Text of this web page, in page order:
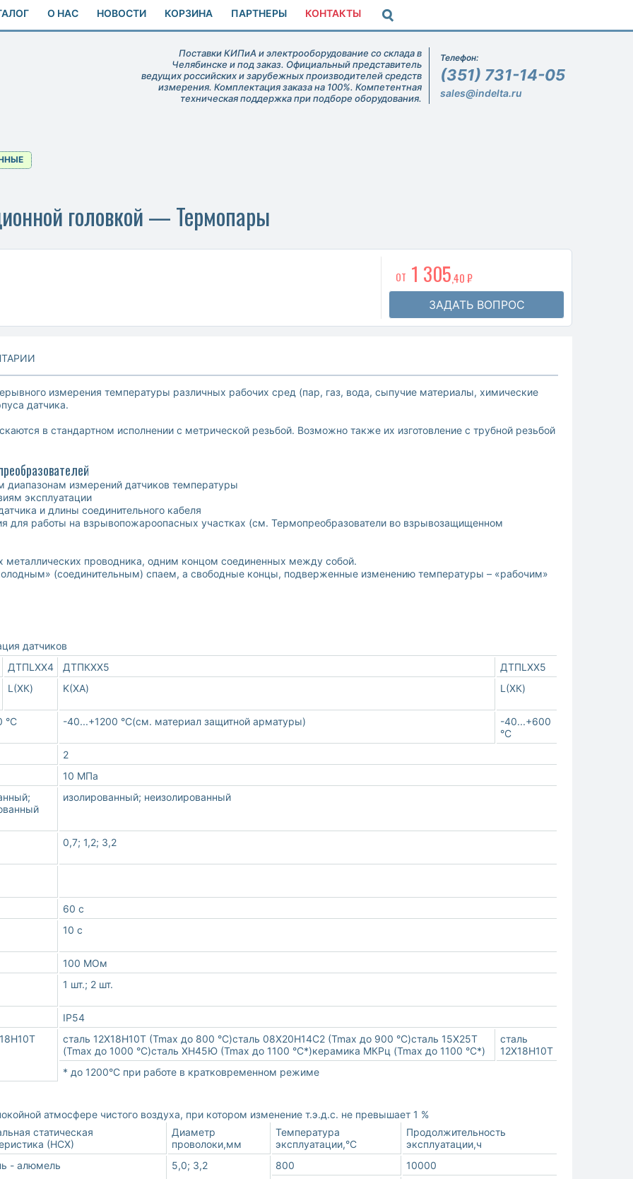
О НАС НОВОСТИ КОРЗИНА ПАРТНЕРЫ КОНТАКТЫ
Поставки КИПиА и электрооборудование со склада в
Челябинске и под заказ. Официальный представитель
ведущих российских и зарубежных производителей средств
измерения. Комплектация заказа на 100%. Компетентная
техническая поддержка при подборе оборудования.
Телефон:
(351) 731-14-05
sales@indelta.ru
головкой — Термопары
ОТ 1 305,40 ₽
ЗАДАТЬ ВОПРОС
измерения температуры различных рабочих сред (пар, газ, вода, сыпучие материалы, химические
датчика.
в стандартном исполнении с метрической резьбой. Возможно также их изготовление с трубной резьбой
измерений датчиков температуры
эксплуатации
и длины соединительного кабеля
для работы на взрывопожароопасных участках (см. Термопреобразователи во взрывозащищенном
металлических проводника, одним концом соединенных между собой.
(соединительным) спаем, а свободные концы, подверженные изменению температуры – «рабочим»
датчиков
ДТПLХХ4 ДТПКХХ5
ДТПLХХ5
L(ХК) K(ХА) L(ХК)
°С -40...+1200 °С(см. материал защитной арматуры)
-40...+600
°С
2
10 МПа
изолированный; неизолированный
0,7; 1,2; 3,2
60 с
10 с
100 МОм
1 шт.; 2 шт.
IP54
сталь 12Х18Н10Т (Tmax до 800 °С)сталь 08Х20Н14C2 (Tmax до 900 °С)сталь 15Х25Т
(Tmax до 1000 °С)сталь ХН45Ю (Tmax до 1100 °С*)керамика МКРц (Tmax до 1100 °С*)
сталь
12Х18Н10Т
* до 1200°С при работе в кратковременном режиме
атмосфере чистого воздуха, при котором изменение т.э.д.с. не превышает 1 %
статическая
(НСХ)
Диаметр
проволоки,мм
Температура
эксплуатации,°С
Продолжительность
эксплуатации,ч
- алюмель 5,0; 3,2 800
10000